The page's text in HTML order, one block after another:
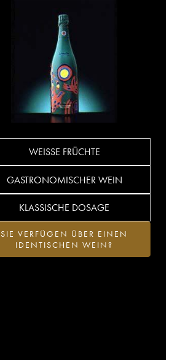
WEISSE FRÜCHTE
GASTRONOMISCHER WEIN
KLASSISCHE DOSAGE
SIE VERFÜGEN ÜBER EINEN
IDENTISCHEN WEIN?